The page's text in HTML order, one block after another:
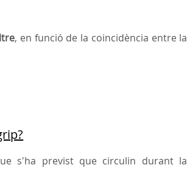
, en funció de la coincidència entre la
s'ha previst que circulin durant la